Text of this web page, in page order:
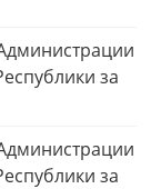
за
за